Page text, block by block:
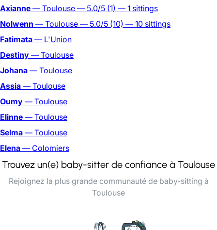
Axianne — Toulouse — 5.0/5 (1) — 1 sittings
Nolwenn — Toulouse — 5.0/5 (10) — 10 sittings
Fatimata — L'Union
Destiny — Toulouse
Johana — Toulouse
Assia — Toulouse
Oumy — Toulouse
Elinne — Toulouse
Selma — Toulouse
Elena — Colomiers
Trouvez un(e) baby-sitter de confiance à Toulouse
Rejoignez la plus grande communauté de baby-sitting à
Toulouse